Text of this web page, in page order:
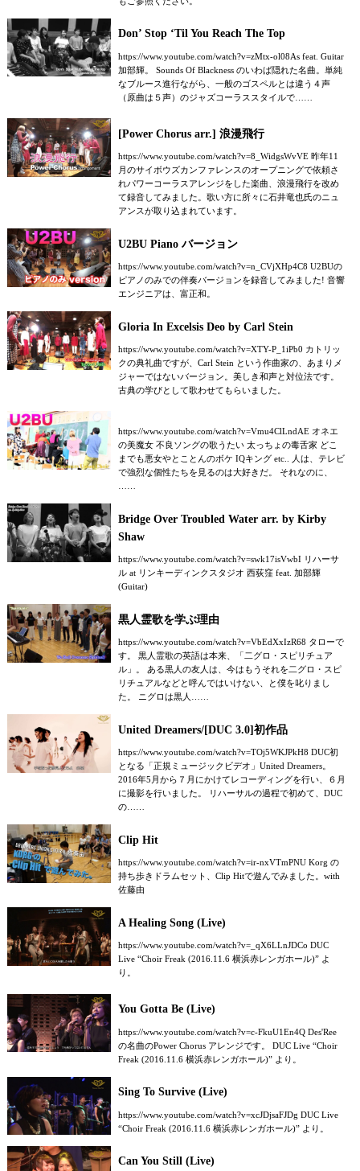
Don’ Stop ‘Til You Reach The Top
https://www.youtube.com/watch?v=zMtx-ol08As feat. Guitar
加部輝。 Sounds Of Blackness のいわば隠れた名曲。単純
なブルース進行ながら、一般のゴスペルとは違う４声
（原曲は５声）のジャズコーラススタイルで……
[Power Chorus arr.] 浪漫飛行
https://www.youtube.com/watch?v=8_WidgsWvVE 昨年11
月のサイボウズカンファレンスのオープニングで依頼さ
れパワーコーラスアレンジをした楽曲、浪漫飛行を改め
て録音してみました。歌い方に所々に石井竜也氏のニュ
アンスが取り込まれています。
U2BU Piano バージョン
https://www.youtube.com/watch?v=n_CVjXHp4C8 U2BUの
ピアノのみでの伴奏バージョンを録音してみました! 音響
エンジニアは、富正和。
Gloria In Excelsis Deo by Carl Stein
https://www.youtube.com/watch?v=XTY-P_1iPb0 カトリッ
クの典礼曲ですが、Carl Stein という作曲家の、あまりメ
ジャーではないバージョン。美しき和声と対位法です。
古典の学びとして歌わせてもらいました。
https://www.youtube.com/watch?v=Vmu4ClLndAE オネエ
の美魔女 不良ソングの歌うたい 太っちょの毒舌家 どこ
までも悪女やとことんのボケ IQキング etc.. 人は、テレビ
で強烈な個性たちを見るのは大好きだ。 それなのに、
Bridge Over Troubled Water arr. by Kirby
Shaw
https://www.youtube.com/watch?v=swk17isVwbI リハーサ
ル at リンキーディンクスタジオ 西荻窪 feat. 加部輝
(Guitar)
黒人霊歌を学ぶ理由
https://www.youtube.com/watch?v=VbEdXxIzR68 タローで
す。 黒人霊歌の英語は本来、「二グロ・スピリチュア
ル」。 ある黒人の友人は、今はもうそれを二グロ・スピ
リチュアルなどと呼んではいけない、と僕を叱りまし
た。 ニグロは黒人……
United Dreamers/[DUC 3.0]初作品
https://www.youtube.com/watch?v=TOj5WKJPkH8 DUC初
となる「正規ミュージックビデオ」United Dreamers。
2016年5月から７月にかけてレコーディングを行い、６月
に撮影を行いました。 リハーサルの過程で初めて、DUC
の……
Clip Hit
https://www.youtube.com/watch?v=ir-nxVTmPNU Korg の
持ち歩きドラムセット、Clip Hitで遊んでみました。with
佐藤由
A Healing Song (Live)
https://www.youtube.com/watch?v=_qX6LLnJDCo DUC
Live “Choir Freak (2016.11.6 横浜赤レンガホール)” よ
り。
You Gotta Be (Live)
https://www.youtube.com/watch?v=c-FkuU1En4Q Des'Ree
の名曲のPower Chorus アレンジです。 DUC Live “Choir
Freak (2016.11.6 横浜赤レンガホール)” より。
Sing To Survive (Live)
https://www.youtube.com/watch?v=xcJDjsaFJDg DUC Live
“Choir Freak (2016.11.6 横浜赤レンガホール)” より。
Can You Still (Live)